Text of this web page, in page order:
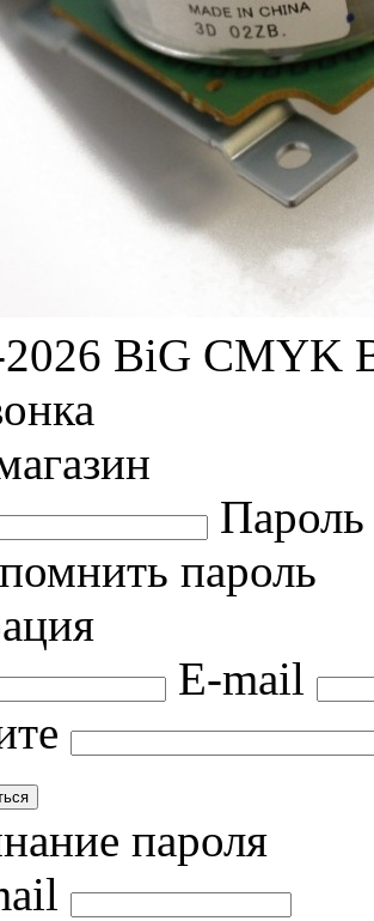
BiG CMYK
Пароль
пароль
E-mail
пароля